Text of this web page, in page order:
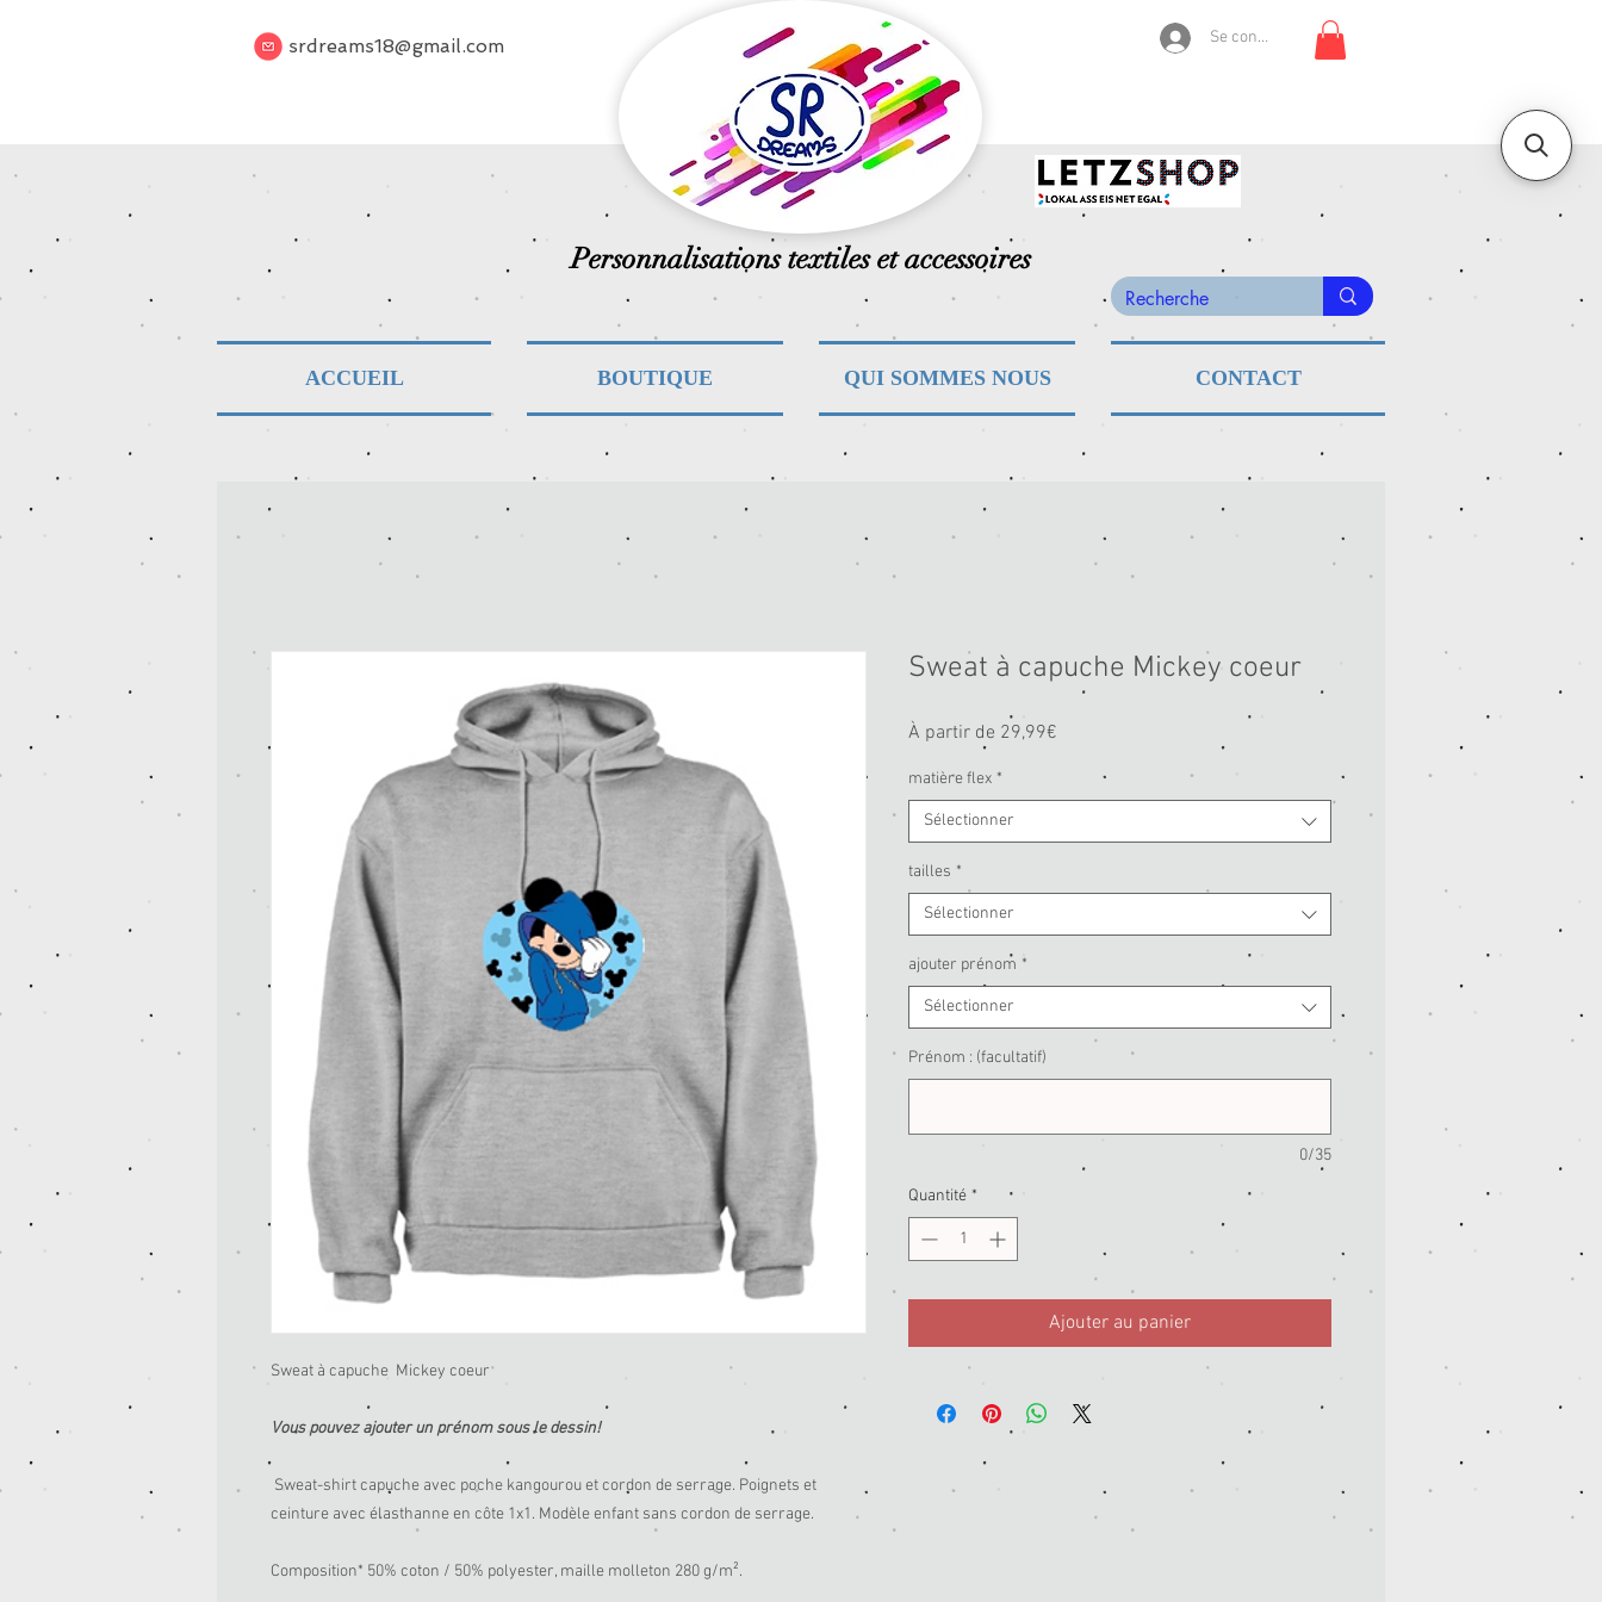
srdreams18@gmail.com Se connecter
Personnalisations textiles et accessoires
ACCUEIL BOUTIQUE QUI SOMMES NOUS CONTACT
Sweat à capuche Mickey coeur
Vous pouvez ajouter un prénom sous le dessin!
Sweat-shirt capuche avec poche kangourou et cordon de serrage. Poignets et
ceinture avec élasthanne en côte 1x1. Modèle enfant sans cordon de serrage.
Composition* 50% coton / 50% polyester, maille molleton 280 g/m².
Sweat à capuche Mickey coeur
À partir de 29,99€
matière flex *
Sélectionner
tailles *
Sélectionner
ajouter prénom *
Sélectionner
Prénom : (facultatif)
0/35
Quantité *
Ajouter au panier